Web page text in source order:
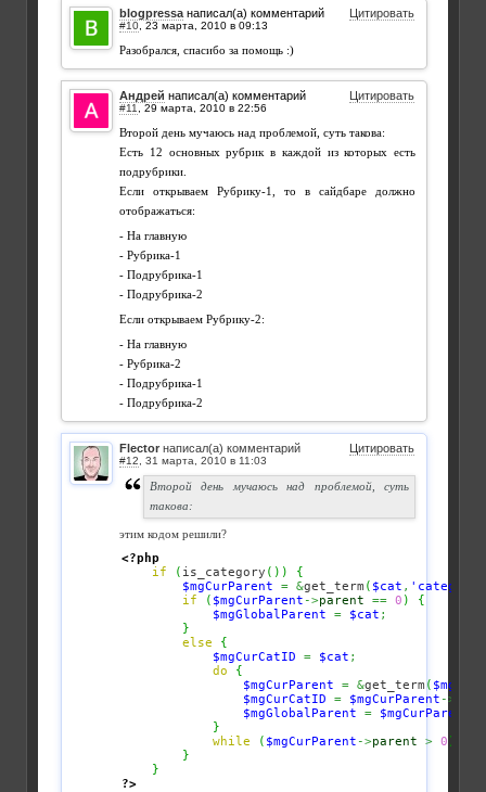
blogpressa написал(а) комментарий Цитировать
#10
Разобрался, спасибо за помощь :)
Андрей написал(а) комментарий Цитировать
#11
Второй день мучаюсь над проблемой, суть такова:
Есть 12 основных рубрик в каждой из которых есть
подрубрики.
Если открываем Рубрику-1, то в сайдбаре должно
отображаться:
- На главную
- Рубрика-1
- Подрубрика-1
- Подрубрика-2
Если открываем Рубрику-2:
- На главную
- Рубрика-2
- Подрубрика-1
- Подрубрика-2
Flector написал(а) комментарий Цитировать
#12
Второй день мучаюсь над проблемой, суть
такова:
этим кодом решили?
<?php
if
( is_category ( ) )
{
$mgCurParent
= &get_term ( $cat , 'category'
if
( $mgCurParent ->parent == 0 )
{
$mgGlobalParent
= $cat ;
}
else
{
$mgCurCatID
= $cat ;
do
{
$mgCurParent
= &get_term (
$mgCurCatID
= $mgCurParent ->
$mgGlobalParent
= $mgCurParent
}
while
( $mgCurParent ->parent > 0 )
}
}
?>